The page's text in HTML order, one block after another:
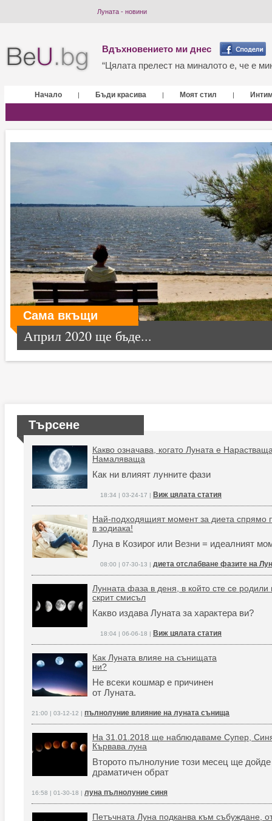
Луната - новини
Вдъхновението ми днес
“Цялата прелест на миналото е, че е
Начало | Бъди красива | Моят стил |
Сама вкъщи
Април 2020 ще бъде...
Търсене
Какво означава, когато Луната е
Намаляваща
Как ни влияят лунните фази
18:34 | 03-24-17 | Виж цялата статия
Най-подходящият момент за диета спрямо
в зодиака!
Луна в Козирог или Везни = идеалният
08:00 | 07-30-13 | диета отслабване фазите на
Лунната фаза в деня, в който сте се родили
скрит смисъл
Какво издава Луната за характера ви?
18:04 | 06-06-18 | Виж цялата статия
Как Луната влияе на сънищата
ни?
Не всеки кошмар е причинен
от Луната.
21:00 | 03-12-12 | пълнолуние влияние на луната сънища
На 31.01.2018 ще наблюдаваме Супер,
Кървава луна
Второто пълнолуние този месец ще
драматичен обрат
16:58 | 01-30-18 | луна пълнолуние синя
Петъчната Луна подканва към събуждане,